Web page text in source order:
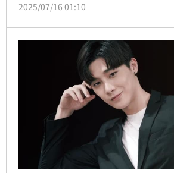
金鐘獎製作團隊操刀，集結《上山下
軍，並聯手台灣體壇頂尖運動員，
任務——在180天內征服歐亞非三大
目結合娛樂與體育精神，傳遞「挑戰
2025/07/16 01:10